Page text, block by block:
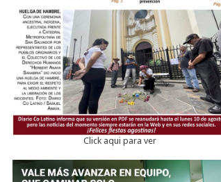
Click aqui para ver